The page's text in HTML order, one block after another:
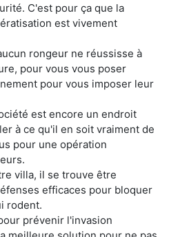
C'est pour ça que la
est vivement
rongeur ne réussisse à
pour vous vous poser
pour vous imposer leur
est encore un endroit
à ce qu'il en soit vraiment de
pour une opération
villa, il se trouve être
efficaces pour bloquer
rodent.
prévenir l'invasion